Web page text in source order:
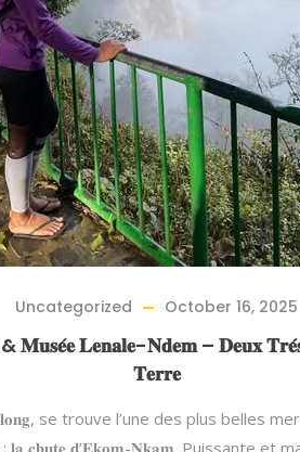
Uncategorized October 16, 2025
𝐋𝐞𝐧𝐚𝐥𝐞-𝐍𝐝𝐞𝐦 – 𝐃𝐞𝐮𝐱
𝐓𝐞𝐫𝐫𝐞
se trouve l’une des plus belles
𝐥𝐚 𝐜𝐡𝐮𝐭𝐞 𝐝’𝐄𝐤𝐨𝐦-𝐍𝐤𝐚𝐦. Puissante et